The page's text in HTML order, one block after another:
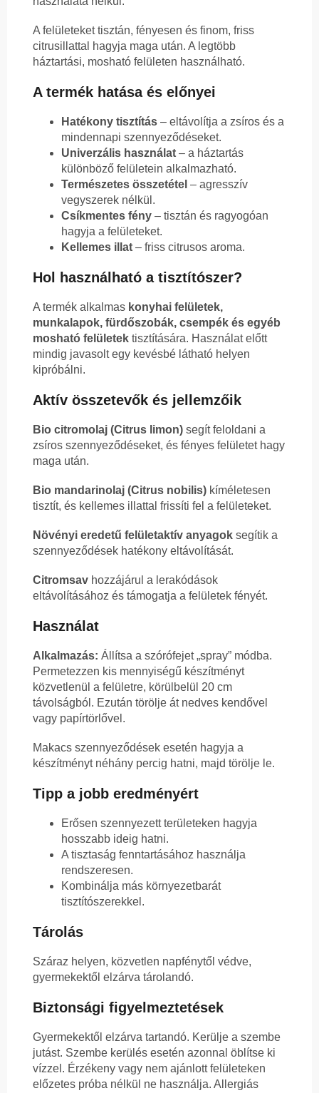
A felületeket tisztán, fényesen és finom, friss
citrusillattal hagyja maga után. A legtöbb
háztartási, mosható felületen használható.
A termék hatása és előnyei
Hatékony tisztítás – eltávolítja a zsíros és a
mindennapi szennyeződéseket.
Univerzális használat – a háztartás
különböző felületein alkalmazható.
Természetes összetétel – agresszív
vegyszerek nélkül.
Csíkmentes fény – tisztán és ragyogóan
hagyja a felületeket.
Kellemes illat – friss citrusos aroma.
Hol használható a tisztítószer?
A termék alkalmas konyhai felületek,
munkalapok, fürdőszobák, csempék és egyéb
mosható felületek tisztítására. Használat előtt
mindig javasolt egy kevésbé látható helyen
kipróbálni.
Aktív összetevők és jellemzőik
Bio citromolaj (Citrus limon) segít feloldani a
zsíros szennyeződéseket, és fényes felületet hagy
maga után.
Bio mandarinolaj (Citrus nobilis) kíméletesen
tisztít, és kellemes illattal frissíti fel a felületeket.
Növényi eredetű felületaktív anyagok segítik a
szennyeződések hatékony eltávolítását.
Citromsav hozzájárul a lerakódások
eltávolításához és támogatja a felületek fényét.
Használat
Alkalmazás: Állítsa a szórófejet „spray” módba.
Permetezzen kis mennyiségű készítményt
közvetlenül a felületre, körülbelül 20 cm
távolságból. Ezután törölje át nedves kendővel
vagy papírtörlővel.
Makacs szennyeződések esetén hagyja a
készítményt néhány percig hatni, majd törölje le.
Tipp a jobb eredményért
Erősen szennyezett területeken hagyja
hosszabb ideig hatni.
A tisztaság fenntartásához használja
rendszeresen.
Kombinálja más környezetbarát
tisztítószerekkel.
Tárolás
Száraz helyen, közvetlen napfénytől védve,
gyermekektől elzárva tárolandó.
Biztonsági figyelmeztetések
Gyermekektől elzárva tartandó. Kerülje a szembe
jutást. Szembe kerülés esetén azonnal öblítse ki
vízzel. Érzékeny vagy nem ajánlott felületeken
előzetes próba nélkül ne használja. Allergiás